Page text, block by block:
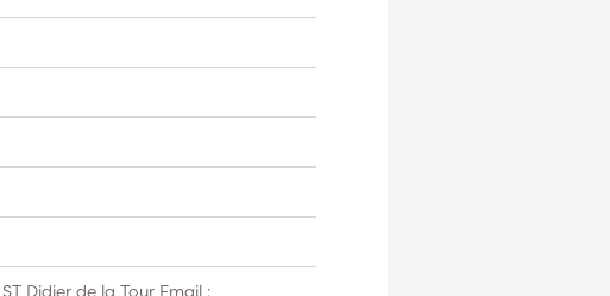
Didier de la Tour Email :